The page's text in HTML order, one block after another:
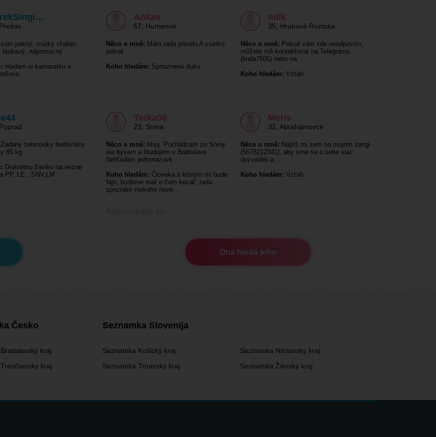
Prešov
som pekný, múdry chalan,
láskavý, nápomocný
hladam si kamaratku s
Poprad
Zadany zelenooky hedovlasy
85 kg
Diskretnu žienku na nezne
PP, LE , SNV,LM
Ankaa
57 Humenné
Něco o mně: Mám rada prirodu A vsetko
pekné
Koho hledám: Spriaznenú dušu
milk
35 Hrabová Roztoka
Něco o mně: Pokud vám zde neodpovím,
můžete mě kontaktovat na Telegramu
(linda7505) nebo na…
Koho hledám: Vzťah
Terka06
23 Snina
Něco o mně: Ahoj. Pochádzam zo Sniny
ale bývam a študujem v Bratislave.
Nehľadám jednorazovk…
Koho hledám: Človeka s ktorým mi bude
fajn, budeme mať o čom kecať, rada
spoznám niekoho nové…
Meris
32 Abrahámovce
Něco o mně: Napíš mi sem na mojom zangi
(5678212341), aby sme sa o sebe viac
dozvedeli a…
Koho hledám: Vzťah
Ona hledá jeho
Česko Seznamka Slovenija
kraj Seznamka Košický kraj
Seznamka Nitriansky kraj
kraj Seznamka Trnavský kraj Seznamka Žilinský kraj